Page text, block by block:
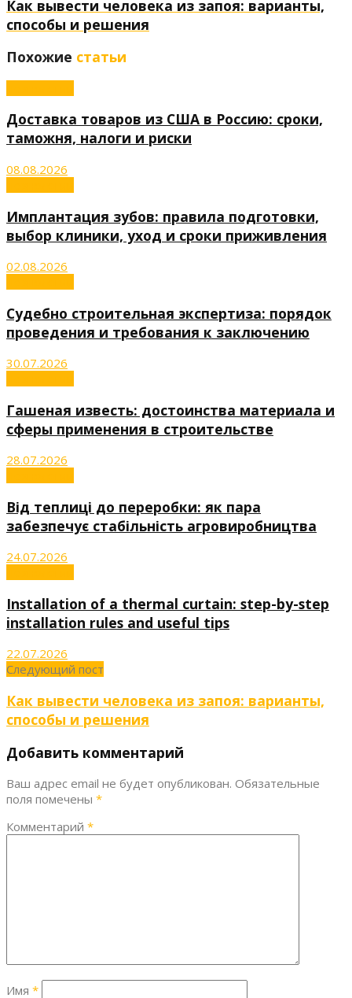
Как вывести человека из запоя: варианты,
способы и решения
Похожие статьи
Доставка товаров из США в Россию: сроки,
таможня, налоги и риски
08.08.2026
Имплантация зубов: правила подготовки,
выбор клиники, уход и сроки приживления
02.08.2026
Судебно строительная экспертиза: порядок
проведения и требования к заключению
30.07.2026
Гашеная известь: достоинства материала и
сферы применения в строительстве
28.07.2026
Від теплиці до переробки: як пара
забезпечує стабільність агровиробництва
24.07.2026
Installation of a thermal curtain: step-by-step
installation rules and useful tips
22.07.2026
Следующий пост
Как вывести человека из запоя: варианты,
способы и решения
Добавить комментарий
Ваш адрес email не будет опубликован. Обязательные
поля помечены *
Комментарий *
Имя *